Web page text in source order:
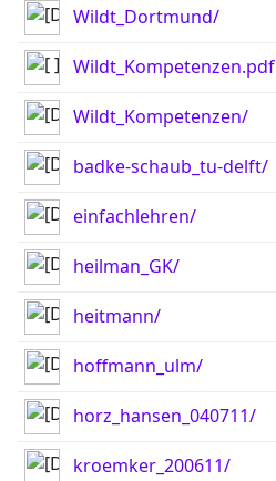
Wildt_Dortmund/
Wildt_Kompetenzen.pdf
Wildt_Kompetenzen/
badke-schaub_tu-delft/
einfachlehren/
heilman_GK/
heitmann/
hoffmann_ulm/
horz_hansen_040711/
kroemker_200611/